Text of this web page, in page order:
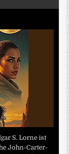
S. Lorne ist
John-Carter-